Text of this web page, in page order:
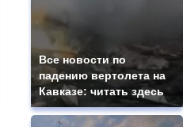
Все новости по
падению вертолета на
Кавказе: читать здесь